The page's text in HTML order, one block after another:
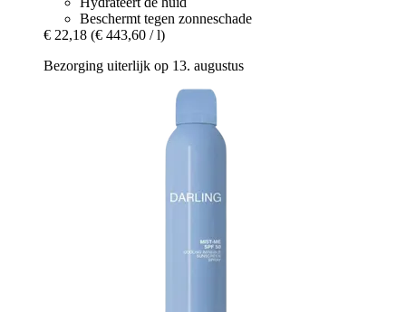
Beschermt tegen zonneschade
€ 22,18 (€ 443,60 / l)
Bezorging uiterlijk op 13. augustus